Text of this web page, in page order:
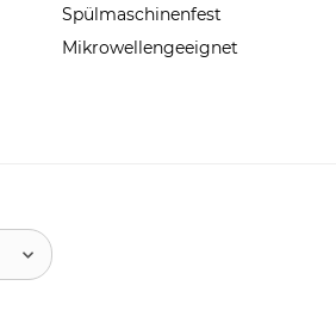
Spülmaschinenfest
Mikrowellengeeignet